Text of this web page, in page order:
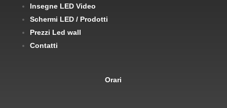
Insegne LED Video
Schermi LED / Prodotti
Prezzi Led wall
Contatti
Orari